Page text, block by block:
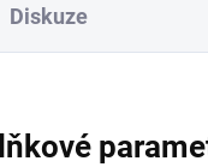
Diskuze